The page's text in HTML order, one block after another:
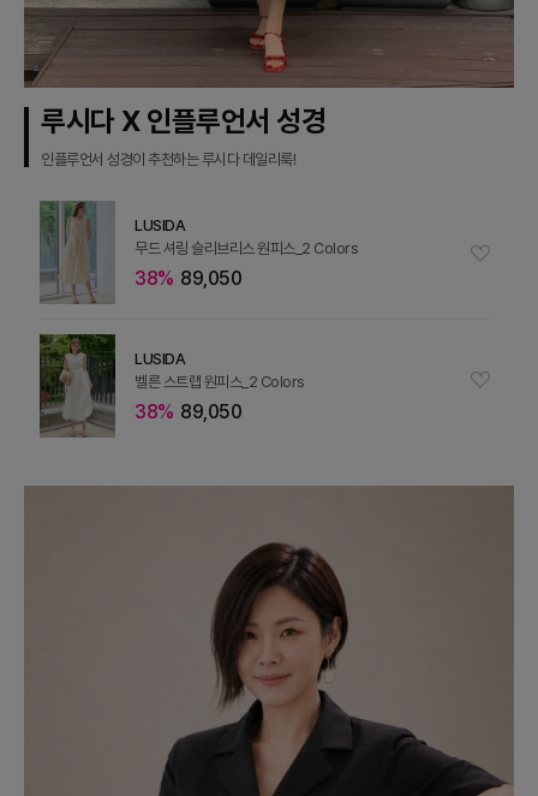
루시다 X 인플루언서 성경
인플루언서 성경이 추천하는 루시다 데일리룩!
LUSIDA
무드 셔링 슬리브리스 원피스_2 Colors
38% 89,050
LUSIDA
벨른 스트랩 원피스_2 Colors
38% 89,050